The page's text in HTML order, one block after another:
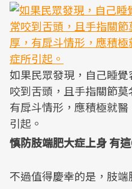
如果民眾發現，自己睡
咬到舌頭，且手指關節
有戽斗情形，應積極就
引起。
慎防肢端肥大症上身 有
不過值得慶幸的是，肢